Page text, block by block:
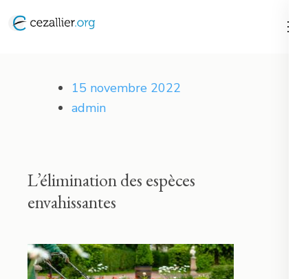
au
15 novembre 2022
admin
L’élimination des espèces
envahissantes